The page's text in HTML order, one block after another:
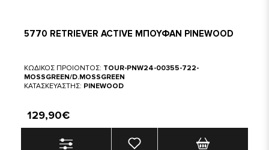
5770 RETRIEVER ACTIVE ΜΠΟΥΦΑΝ PINEWOOD
ΚΩΔΙΚΟΣ ΠΡΟΙΟΝΤΟΣ: TOUR-PNW24-00355-722-
MOSSGREEN/D.MOSSGREEN
ΚΑΤΑΣΚΕΥΑΣΤΗΣ: PINEWOOD
129,90€